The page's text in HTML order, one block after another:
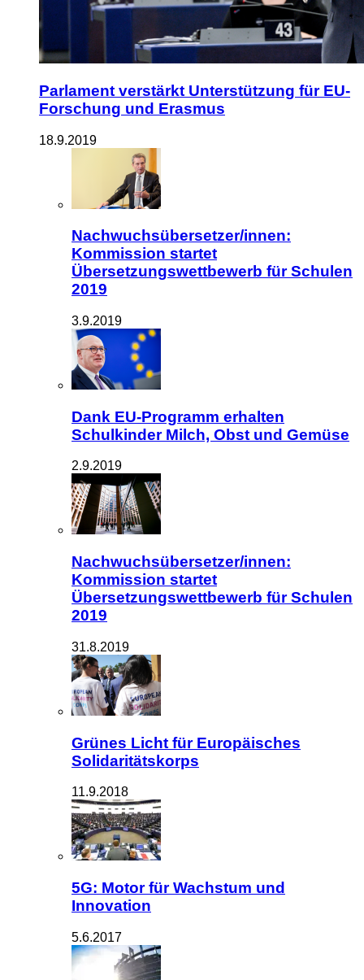
Parlament verstärkt Unterstützung für EU-
Forschung und Erasmus
18.9.2019
Nachwuchsübersetzer/innen:
Kommission startet
Übersetzungswettbewerb für Schulen
2019
3.9.2019
Dank EU-Programm erhalten
Schulkinder Milch, Obst und Gemüse
2.9.2019
Nachwuchsübersetzer/innen:
Kommission startet
Übersetzungswettbewerb für Schulen
2019
31.8.2019
Grünes Licht für Europäisches
Solidaritätskorps
11.9.2018
5G: Motor für Wachstum und
Innovation
5.6.2017